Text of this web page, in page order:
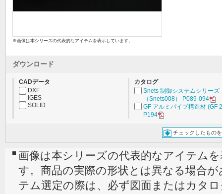
※画像は本シリーズの代表的なアイテムを表示しています。
ダウンロード
CADデータ
DXF
IGES
SOLID
カタログ
Snets 制御システムシリーズ
（Snets008） P089-094
GF アルミパイプ構造材 (GF
P194
チェックしたもの
画像は本シリーズの代表的なアイテム
す。商品の実際の形状とは異なる場合
テム選定の際は、必ず図面またはカタ